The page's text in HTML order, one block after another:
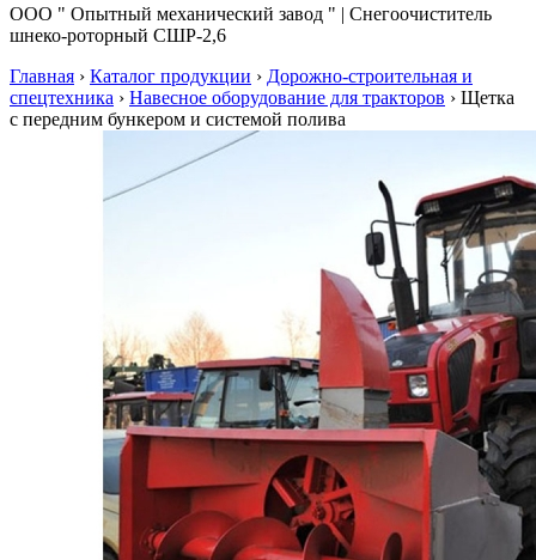
ООО " Опытный механический завод " | Снегоочиститель
шнеко-роторный СШР-2,6
Главная › Каталог продукции › Дорожно-строительная и
спецтехника › Навесное оборудование для тракторов › Щетка
с передним бункером и системой полива